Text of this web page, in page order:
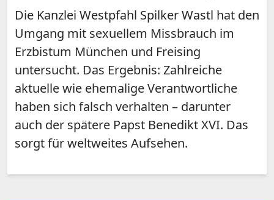
Die Kanzlei Westpfahl Spilker Wastl hat den
Umgang mit sexuellem Missbrauch im
Erzbistum München und Freising
untersucht. Das Ergebnis: Zahlreiche
aktuelle wie ehemalige Verantwortliche
haben sich falsch verhalten – darunter
auch der spätere Papst Benedikt XVI. Das
sorgt für weltweites Aufsehen.